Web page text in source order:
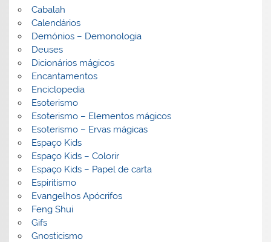
Cabalah
Calendários
Demónios – Demonologia
Deuses
Dicionários mágicos
Encantamentos
Enciclopedia
Esoterismo
Esoterismo – Elementos mágicos
Esoterismo – Ervas mágicas
Espaço Kids
Espaço Kids – Colorir
Espaço Kids – Papel de carta
Espiritismo
Evangelhos Apócrifos
Feng Shui
Gifs
Gnosticismo